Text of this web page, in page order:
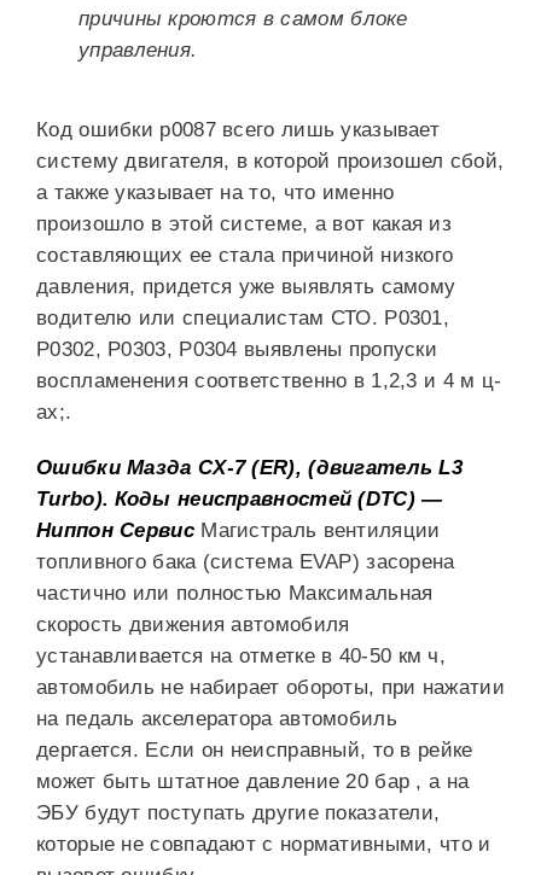
причины кроются в самом блоке
управления.
Код ошибки p0087 всего лишь указывает
систему двигателя, в которой произошел сбой,
а также указывает на то, что именно
произошло в этой системе, а вот какая из
составляющих ее стала причиной низкого
давления, придется уже выявлять самому
водителю или специалистам СТО. P0301,
P0302, P0303, P0304 выявлены пропуски
воспламенения соответственно в 1,2,3 и 4 м ц-
ах;.
Ошибки Мазда СХ-7 (ER), (двигатель L3
Turbo). Коды неисправностей (DTC) —
Ниппон СервисМагистраль вентиляции
топливного бака (система EVAP) засорена
частично или полностью Максимальная
скорость движения автомобиля
устанавливается на отметке в 40-50 км ч,
автомобиль не набирает обороты, при нажатии
на педаль акселератора автомобиль
дергается. Если он неисправный, то в рейке
может быть штатное давление 20 бар , а на
ЭБУ будут поступать другие показатели,
которые не совпадают с нормативными, что и